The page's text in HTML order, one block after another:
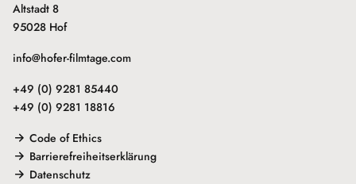
Altstadt 8
95028 Hof
info@hofer-filmtage.com
+49 (0) 9281 85440
+49 (0) 9281 18816
Code of Ethics
Barrierefreiheitserklärung
Datenschutz